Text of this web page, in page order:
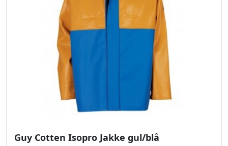
Guy Cotten Isopro Jakke gul/blå